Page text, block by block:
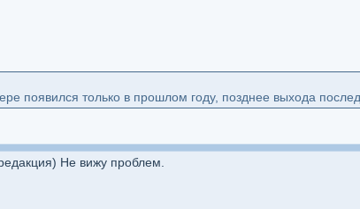
появился только в прошлом году, позднее выхода
Не вижу проблем.